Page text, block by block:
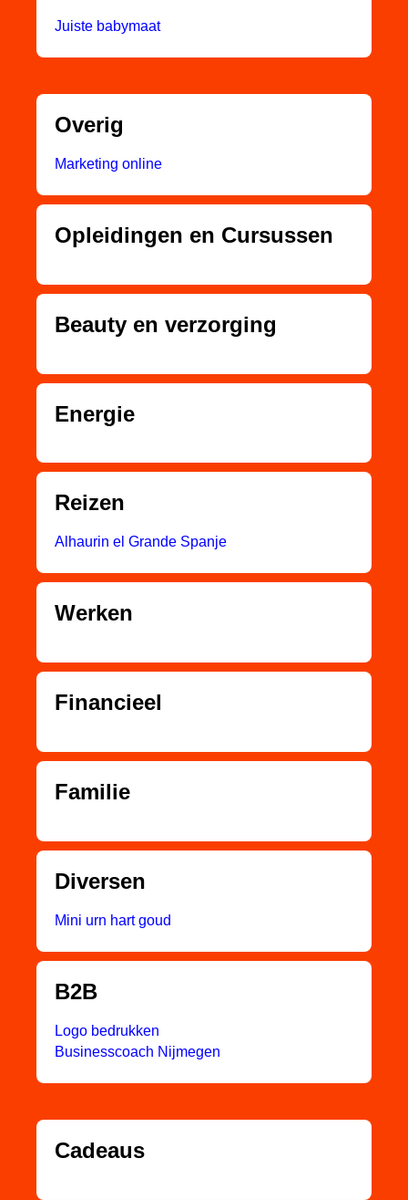
Juiste babymaat
Overig
Marketing online
Opleidingen en Cursussen
Beauty en verzorging
Energie
Reizen
Alhaurin el Grande Spanje
Werken
Financieel
Familie
Diversen
Mini urn hart goud
B2B
Logo bedrukken
Businesscoach Nijmegen
Cadeaus